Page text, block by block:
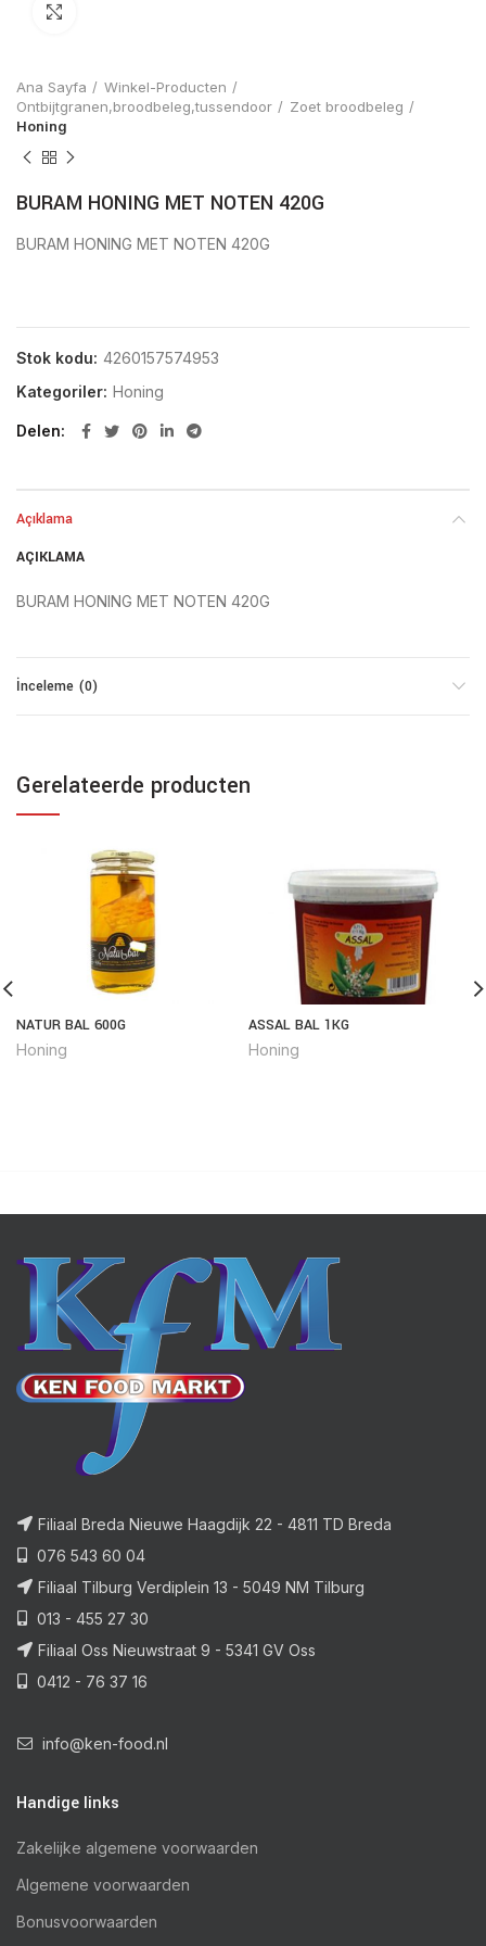
Ana Sayfa
Winkel-Producten
Ontbijtgranen,broodbeleg,tussendoor
Zoet broodbeleg
Honing
BURAM HONING MET NOTEN 420G
BURAM HONING MET NOTEN 420G
Stok kodu: 4260157574953
Kategoriler: Honing
Delen
Açıklama
AÇIKLAMA
BURAM HONING MET NOTEN 420G
İnceleme (0)
Gerelateerde producten
NATUR BAL 600G
Honing
ASSAL BAL 1KG
Honing
Filiaal Breda Nieuwe Haagdijk 22 - 4811 TD Breda
076 543 60 04
Filiaal Tilburg Verdiplein 13 - 5049 NM Tilburg
013 - 455 27 30
Filiaal Oss Nieuwstraat 9 - 5341 GV Oss
0412 - 76 37 16
info@ken-food.nl
Handige links
Zakelijke algemene voorwaarden
Algemene voorwaarden
Bonusvoorwaarden